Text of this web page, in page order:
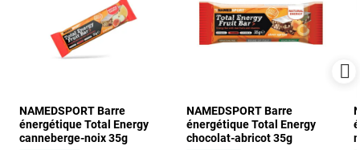
NAMEDSPORT Barre
énergétique Total Energy
canneberge-noix 35g
NAMEDSPORT Barre
énergétique Total Energy
chocolat-abricot 35g